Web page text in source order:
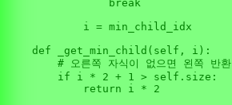
break
            i = min_child_idx
def
_get_min_child ( self, i ):
# 오른쪽 자식이 없으면 왼쪽 반환
if i * 2 + 1 > self .size:
return i * 2